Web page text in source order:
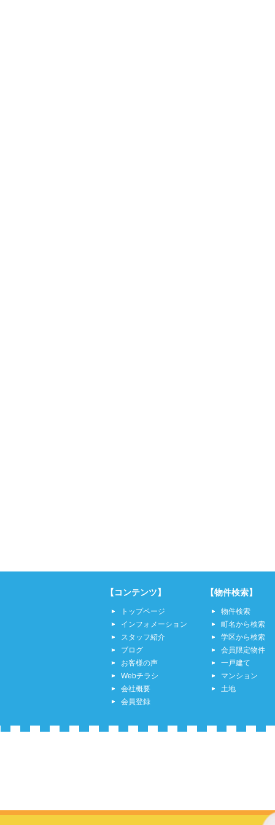
【コンテンツ】
トップページ
インフォメーション
スタッフ紹介
ブログ
お客様の声
Webチラシ
会社概要
会員登録
【物件検索】
物件検索
町名から検索
学区から検索
会員限定物件
一戸建て
マンション
土地